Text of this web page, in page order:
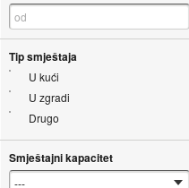
Tip smještaja
U kući
U zgradi
Drugo
Smještajni kapacitet